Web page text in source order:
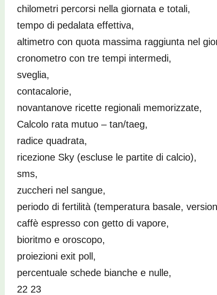
chilometri percorsi nella giornata e totali,
tempo di pedalata effettiva,
altimetro con quota massima raggiunta nel
cronometro con tre tempi intermedi,
sveglia,
contacalorie,
novantanove ricette regionali memorizzate,
Calcolo rata mutuo – tan/taeg,
radice quadrata,
ricezione Sky (escluse le partite di calcio),
sms,
zuccheri nel sangue,
periodo di fertilità (temperatura basale,
caffè espresso con getto di vapore,
bioritmo e oroscopo,
proiezioni exit poll,
percentuale schede bianche e nulle,
22 23